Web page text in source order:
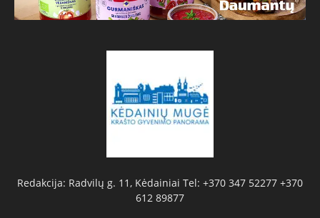
Redakcija: Radvilų g. 11, Kėdainiai Tel: +370 347 52277 +370
612 89877